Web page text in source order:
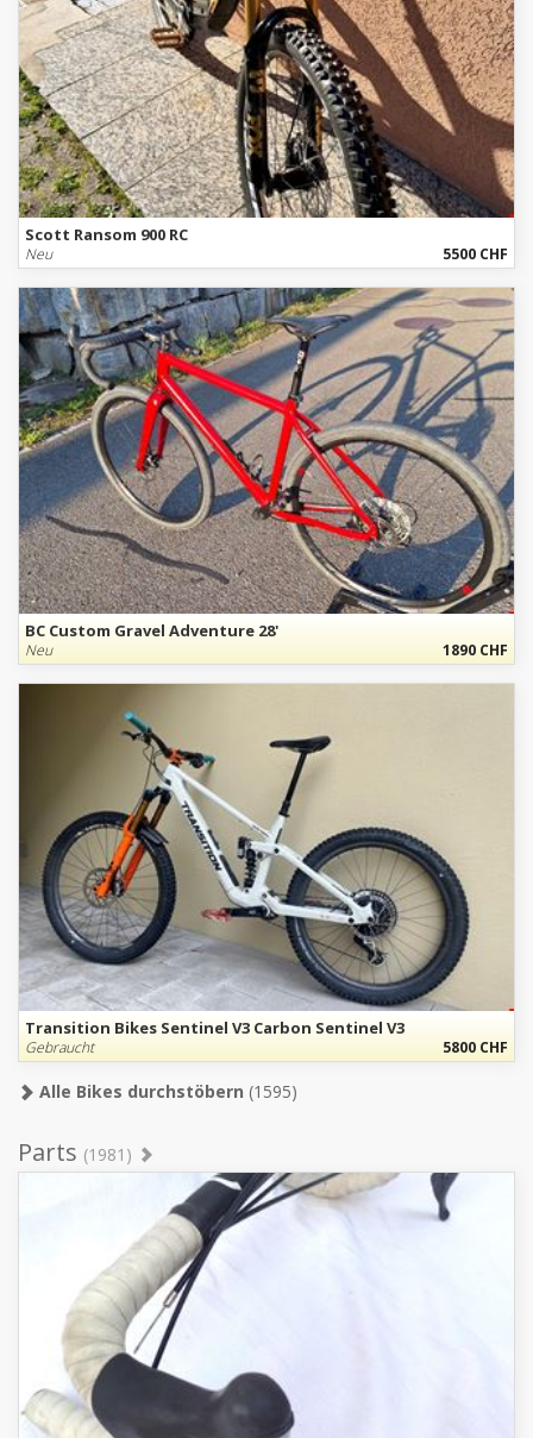
Scott Ransom 900 RC
Neu 5500 CHF
BC Custom Gravel Adventure 28'
Neu 1890 CHF
Transition Bikes Sentinel V3 Carbon Sentinel V3
Gebraucht 5800 CHF
Alle Bikes durchstöbern (1595)
Parts (1981)